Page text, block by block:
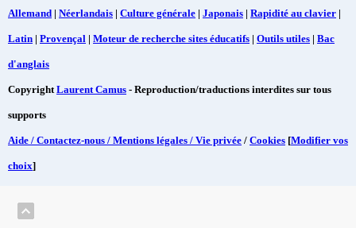
Allemand | Néerlandais | Culture générale | Japonais | Rapidité au clavier |
Latin | Provençal | Moteur de recherche sites éducatifs | Outils utiles | Bac
d'anglais
CopyrightLaurent Camus - Reproduction/traductions interdites sur tous
supports
Aide / Contactez-nous / Mentions légales / Vie privée / Cookies [Modifier vos
choix]